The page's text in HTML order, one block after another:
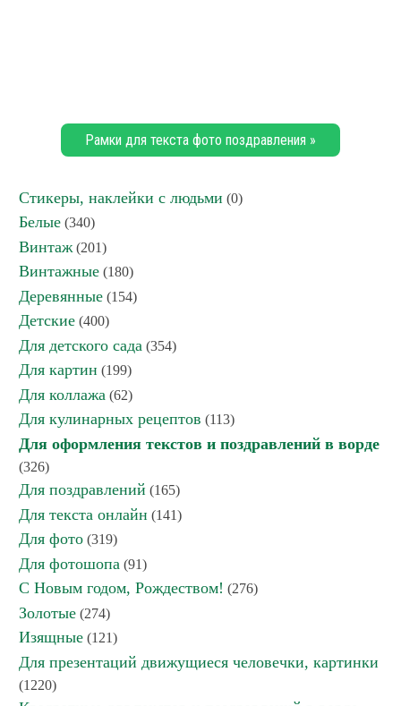
Рамки для текста фото поздравления »
Стикеры, наклейки с людьми (0)
Белые (340)
Винтаж (201)
Винтажные (180)
Деревянные (154)
Детские (400)
Для детского сада (354)
Для картин (199)
Для коллажа (62)
Для кулинарных рецептов (113)
Для оформления текстов и поздравлений в ворде
(326)
Для поздравлений (165)
Для текста онлайн (141)
Для фото (319)
Для фотошопа (91)
С Новым годом, Рождеством! (276)
Золотые (274)
Изящные (121)
Для презентаций движущиеся человечки, картинки
(1220)